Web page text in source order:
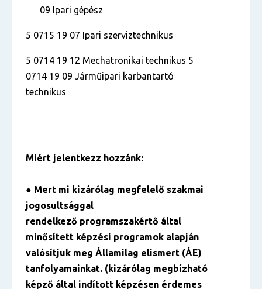
09 Ipari gépész
5 0715 19 07 Ipari szerviztechnikus
5 0714 19 12 Mechatronikai technikus 5
0714 19 09 Járműipari karbantartó
technikus
Miért jelentkezz hozzánk:
● Mert mi kizárólag megfelelő szakmai
jogosultsággal
rendelkező programszakértő által
minősített képzési programok alapján
valósítjuk meg Államilag elismert (ÁE)
tanfolyamainkat. (kizárólag megbízható
képző által indított képzésen érdemes